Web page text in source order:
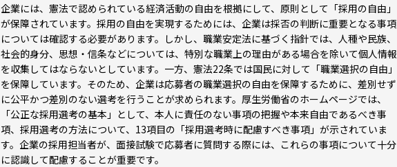
企業には、憲法で認められている経済活動の自由を根拠にして、原則として「採用の自由」
が保障されています。採用の自由を実現するためには、企業は採否の判断に重要となる事項
については確認する必要があります。しかし、職業安定法に基づく指針では、人種や民族、
社会的身分、思想・信条などについては、特別な職業上の理由がある場合を除いて個人情報
を収集してはならないとしています。一方、憲法22条では国民に対して「職業選択の自由」
を保障しています。そのため、企業は応募者の職業選択の自由を保障するために、差別せず
に公平かつ差別のない選考を行うことが求められます。厚生労働省のホームページでは、
「公正な採用選考の基本」として、本人に責任のない事項の把握や本来自由であるべき事
項、採用選考の方法について、13項目の「採用選考時に配慮すべき事項」が示されていま
す。企業の採用担当者が、面接試験で応募者に質問する際には、これらの事項について十分
に認識して配慮することが重要です。